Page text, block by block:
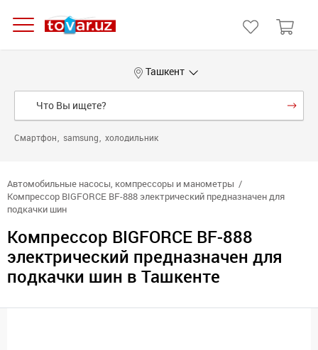
Ташкент
Смартфон samsung холодильник
Автомобильные насосы, компрессоры и манометры
Компрессор BIGFORCE BF-888 электрический предназначен для
подкачки шин
Компрессор BIGFORCE BF-888
электрический предназначен для
подкачки шин в Ташкенте